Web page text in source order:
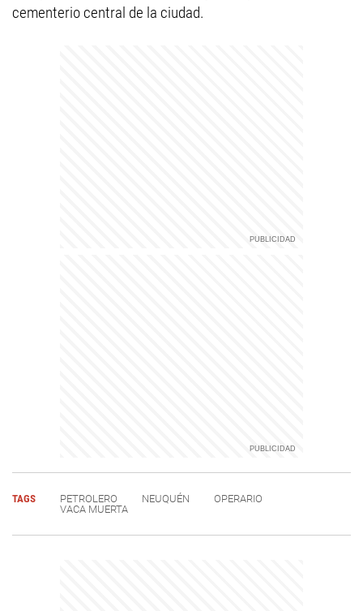
cementerio central de la ciudad.
TAGS PETROLERO NEUQUÉN
OPERARIO
VACA MUERTA